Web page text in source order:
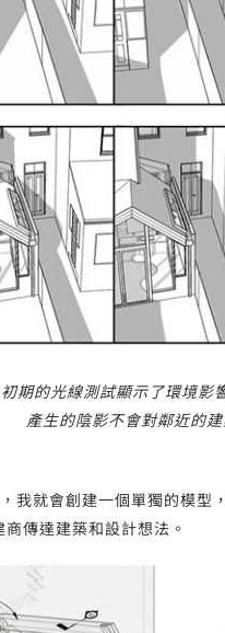
初期的光線測試顯示了環境影
產生的陰影不會對鄰近的
我就會創建一個單獨的模
傳達建築和設計想法。